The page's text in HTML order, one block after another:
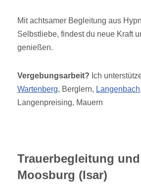
Mit achtsamer Begleitung aus
Selbstliebe, findest du neue Kraft
genießen.
Vergebungsarbeit? Ich
Wartenberg, Berglern, Langenbach,
Langenpreising, Mauern
Trauerbegleitung
Moosburg (Isar)